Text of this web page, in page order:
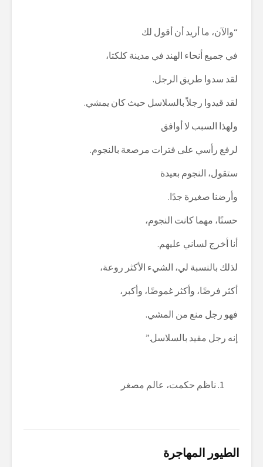
“والآن، ما أريد أن أقول لك
في جميع أنحاء الهند في مدينة كلكتا،
لقد سدوا طريق الرجل.
لقد قيدوا رجلاً بالسلاسل حيث كان يمشي.
ولهذا السبب لا أوافق
لرفع رأسي على فترات مرصعة بالنجوم.
ستقول، النجوم بعيدة
وأرضنا صغيرة جدًا.
حسنًا، مهما كانت النجوم،
أنا أخرج لساني عليهم.
لذلك بالنسبة لي، الشيء الأكثر روعة،
أكثر فرضًا، وأكثر غموضًا، وأكبر،
فهو رجل منع من المشي.
إنه رجل مقيد بالسلاسل.”
ناظم حكمت، عالم مصغر
الطيور المهاجرة